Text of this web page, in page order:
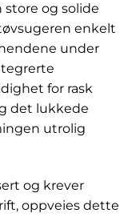
og solide
enkelt
under
for rask
det lukkede
utrolig
og krever
oppveies dette